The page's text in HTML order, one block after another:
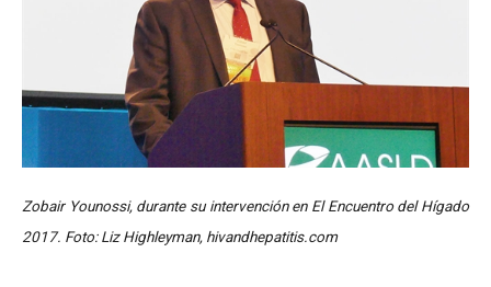
Zobair Younossi, durante su intervención en El Encuentro del Hígado
2017. Foto: Liz Highleyman, hivandhepatitis.com